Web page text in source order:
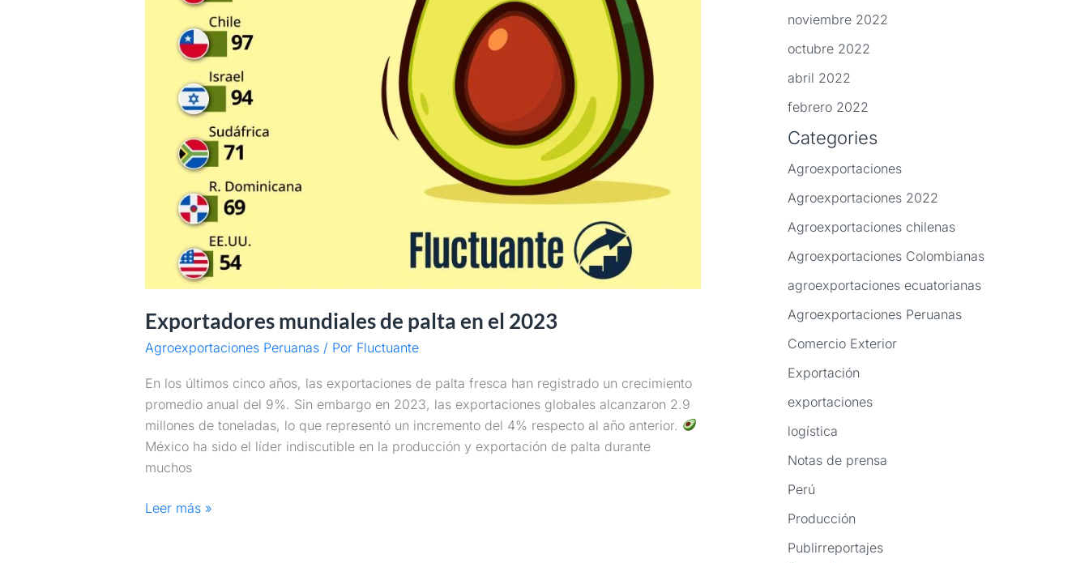
Exportadores mundiales de palta en el 2023
Agroexportaciones Peruanas/ Por Fluctuante
En los últimos cinco años, las exportaciones de palta fresca han registrado un crecimiento
promedio anual del 9%. Sin embargo en 2023, las exportaciones globales alcanzaron 2.9
millones de toneladas, lo que representó un incremento del 4% respecto al año anterior.
México ha sido el líder indiscutible en la producción y exportación de palta durante
muchos
Leer más »
noviembre 2022
octubre 2022
abril 2022
febrero 2022
Categories
Agroexportaciones
Agroexportaciones 2022
Agroexportaciones chilenas
Agroexportaciones Colombianas
agroexportaciones ecuatorianas
Agroexportaciones Peruanas
Comercio Exterior
Exportación
exportaciones
logística
Notas de prensa
Perú
Producción
Publirreportajes